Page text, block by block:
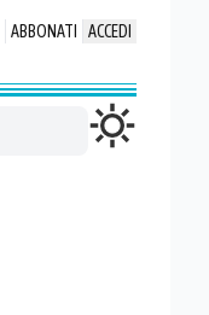
ABBONATI ACCEDI